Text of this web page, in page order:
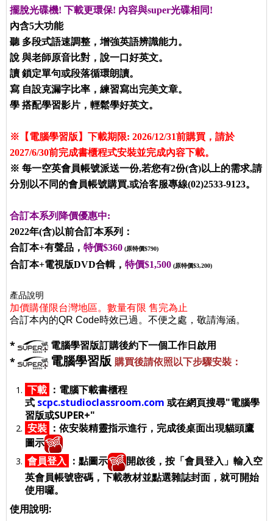
擺脫光碟機! 下載更環保! 內容與super光碟相同!
內含5大功能
聽多段式語速調整，增強英語辨識能力。
說 與老師原音比對，說一口好英文。
讀 鎖定單句或段落循環朗讀。
寫 自設克漏字比率，練習寫出完美文章。
學 搭配學習影片，輕鬆學好英文。
※【電腦學習版】下載期限: 2026/12/31前購買，請於
2027/6/30前完成書櫃程式安裝並完成內容下載。
※ 每一空英會員帳號派送一份,若您有2份(含)以上的需求,請
分別以不同的會員帳號購買,或洽客服專線(02)2533-9123。
合訂本系列降價優惠中:
2022年(含)以前合訂本系列：
合訂本+有聲品， 特價$360 (原特價$790)
合訂本+電視版DVD合輯， 特價$1,500 (原特價$3,200)
產品說明
加價購僅限台灣地區。數量有限 售完為止
合訂本內的QR Code時效已過。不便之處，敬請海涵。
*
電腦學習版訂購後約下一個工作日啟用
*
電腦學習版 購買後請依照以下步驟安裝：
下載 ： 電腦下載書櫃程
式 scpc.studioclassroom.com 或在網頁搜尋"電腦學
習版或SUPER+"
安裝 ： 依安裝精靈指示進行，完成後桌面出現貓頭鷹
圖示
會員登入 ： 點圖示
開啟後，按「會員登入」輸入空
英會員帳號密碼，下載教材並點選雜誌封面，就可開始
使用囉。
使用說明: